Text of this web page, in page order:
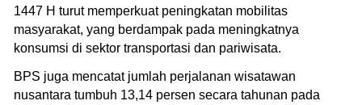
1447 H turut memperkuat peningkatan mobilitas
masyarakat, yang berdampak pada meningkatnya
konsumsi di sektor transportasi dan pariwisata.
BPS juga mencatat jumlah perjalanan wisatawan
nusantara tumbuh 13,14 persen secara tahunan pada